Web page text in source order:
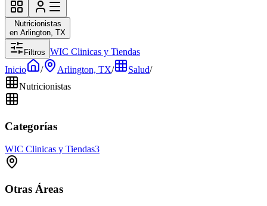
Nutricionistas
en Arlington, TX
Filtros WIC Clinicas y Tiendas
Inicio
/ Arlington, TX/ Salud/
Nutricionistas
Categorías
WIC Clinicas y Tiendas3
Otras Áreas